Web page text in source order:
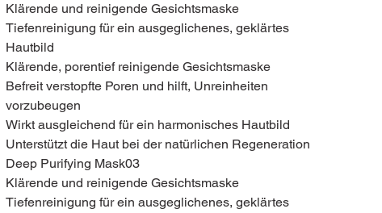
Klärende und reinigende Gesichtsmaske
Tiefenreinigung für ein ausgeglichenes, geklärtes
Hautbild
Klärende, porentief reinigende Gesichtsmaske
Befreit verstopfte Poren und hilft, Unreinheiten
vorzubeugen
Wirkt ausgleichend für ein harmonisches Hautbild
Unterstützt die Haut bei der natürlichen Regeneration
Deep Purifying Mask03
Klärende und reinigende Gesichtsmaske
Tiefenreinigung für ein ausgeglichenes, geklärtes